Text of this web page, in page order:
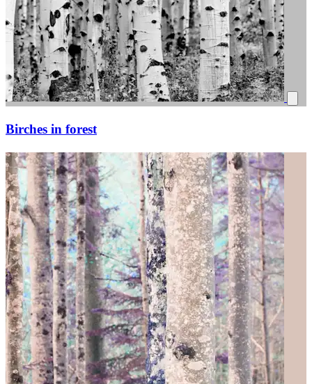
Birches in forest